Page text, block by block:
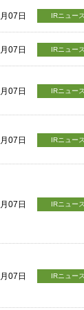
07日 IRニュース
07日 IRニュース
07日 IRニュース
07日 IRニュース
07日 IRニュース
07日 IRニュース